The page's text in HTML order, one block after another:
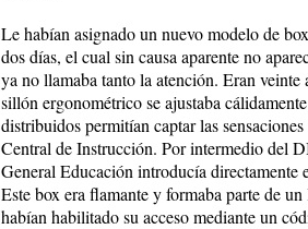
Le habían asignado un nuevo modelo de
dos días, el cual sin causa aparente no
ya no llamaba tanto la atención. Eran
sillón ergonométrico se ajustaba
distribuidos permitían captar las
Central de Instrucción. Por intermedio del
General Educación introducía directamente
Este box era flamante y formaba parte de
habían habilitado su acceso mediante un